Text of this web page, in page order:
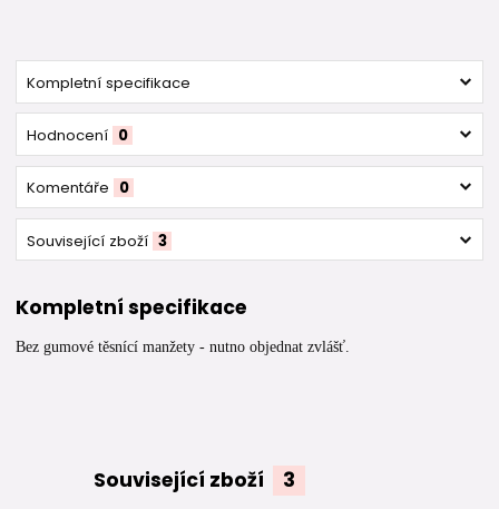
Kompletní specifikace
Hodnocení 0
Komentáře 0
Související zboží 3
Kompletní specifikace
Bez gumové těsnící manžety - nutno objednat zvlášť.
Související zboží 3